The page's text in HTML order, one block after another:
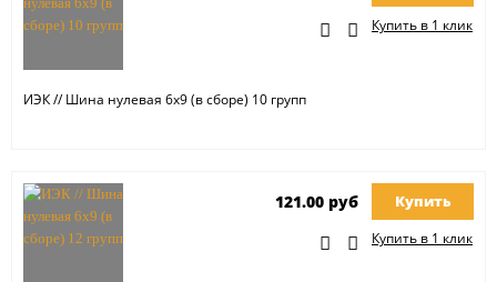
ИЭК // Шина нулевая 6х9 (в сборе) 10 групп
Купить в 1 клик
121.00 руб Купить
Купить в 1 клик